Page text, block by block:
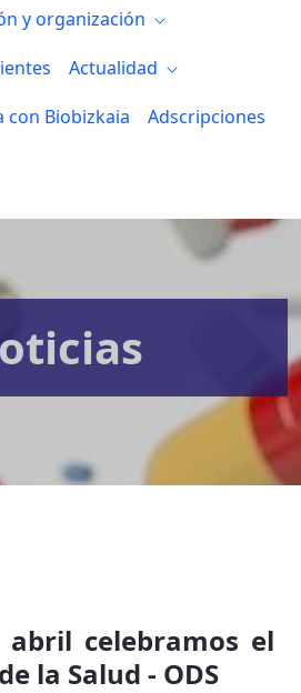
y organización
Actualidad
con Biobizkaia
Adscripciones
abril celebramos el
la Salud - ODS